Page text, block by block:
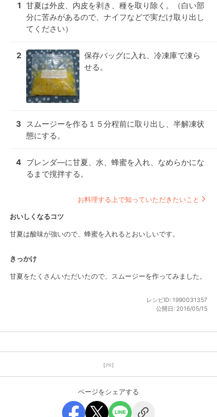
1 甘夏は外皮、内皮を剥き、種を取り除く。（白い部
分に苦みがあるので、ナイフなどで実だけ取り出し
てください）
2
保存バッグに入れ、冷凍庫で凍ら
せる。
3 スムージーを作る１５分程前に取り出し、半解凍状
態にする。
4 ブレンダ―に甘夏、水、蜂蜜を入れ、なめらかにな
るまで撹拌する。
お料理する上で知っていただきたいこと
おいしくなるコツ
甘夏は酸味が強いので、蜂蜜を入れるとおいしいです。
きっかけ
甘夏をたくさんいただいたので、スムージーを作ってみました。
レシピID: 1990031357
公開日: 2016/05/15
【PR】
ページをシェアする